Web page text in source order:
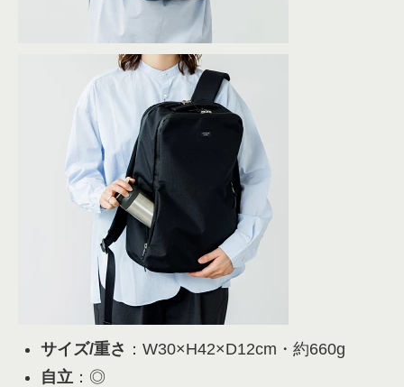
サイズ/重さ ：W30×H42×D12cm・約660g
自立 ：◎